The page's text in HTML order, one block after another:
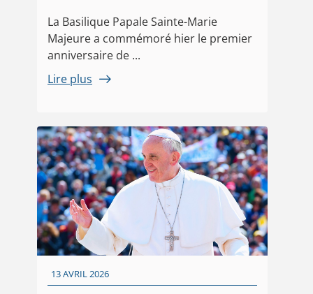
La Basilique Papale Sainte-Marie
Majeure a commémoré hier le premier
anniversaire de ...
Lire plus
13 AVRIL 2026